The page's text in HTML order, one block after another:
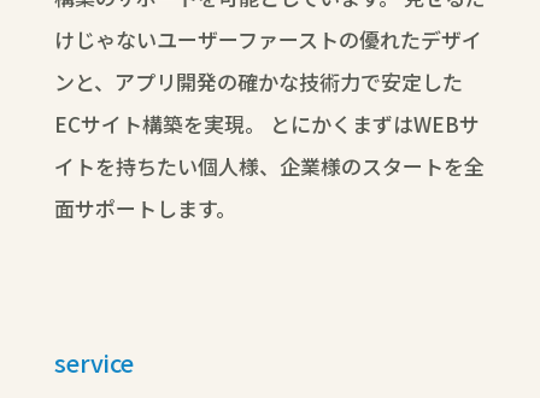
けじゃないユーザーファーストの優れたデザイ
ンと、アプリ開発の確かな技術力で安定した
ECサイト構築を実現。
とにかくまずはWEBサ
イトを持ちたい個人様、企業様のスタートを全
面サポートします。
service